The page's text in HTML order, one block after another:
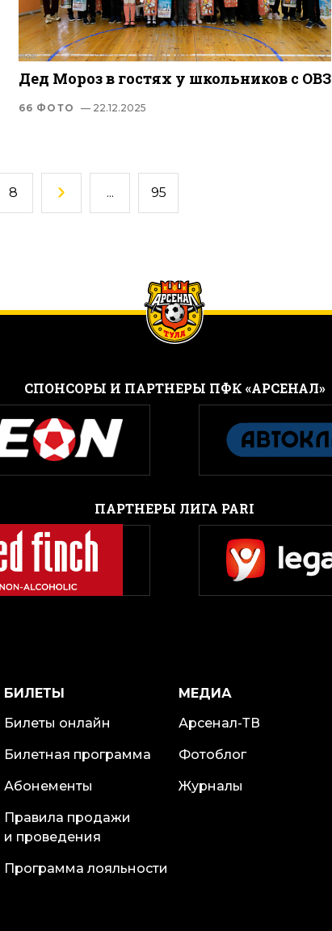
Дед Мороз в гостях у школьников с ОВЗ
66 ФОТО — 22.12.2025
8 ... 95
CПОНСОРЫ И ПАРТНЕРЫ ПФК «АРСЕНАЛ»
ПАРТНЕРЫ ЛИГА PARI
БИЛЕТЫ
Билеты онлайн
Билетная программа
Абонементы
Правила продажи
и проведения
Программа лояльности
МЕДИА
Арсенал-ТВ
Фотоблог
Журналы